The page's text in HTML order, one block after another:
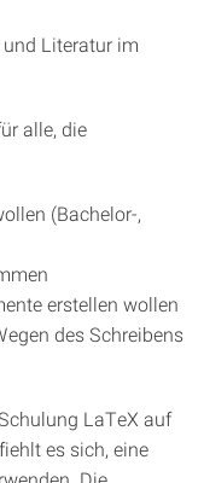
Literatur im
alle, die
(Bachelor-,
erstellen wollen
des Schreibens
LaTeX auf
es sich, eine